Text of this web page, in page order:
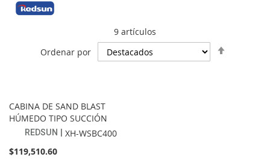
9 artículos
Ordenar por
CABINA DE SAND BLAST
HÚMEDO TIPO SUCCIÓN
REDSUN
XH-WSBC400
$119,510.60